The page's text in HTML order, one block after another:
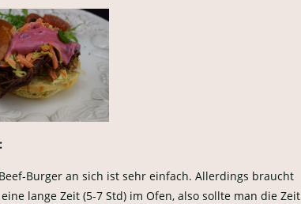
Burger an sich ist sehr einfach. Allerdings braucht
lange Zeit (5-7 Std) im Ofen, also sollte man die Zeit